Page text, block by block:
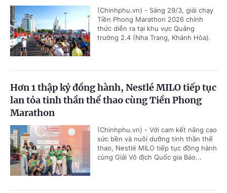
(Chinhphu.vn) - Sáng 29/3, giải chạy
Tiền Phong Marathon 2026 chính
thức diễn ra tại khu vực Quảng
trường 2.4 (Nha Trang, Khánh Hòa).
Hơn 1 thập kỷ đồng hành, Nestlé MILO tiếp tục
lan tỏa tinh thần thể thao cùng Tiền Phong
Marathon
(Chinhphu.vn) - Với cam kết nâng cao
sức bền và nuôi dưỡng tinh thần thể
thao, Nestlé MILO tiếp tục đồng hành
cùng Giải Vô địch Quốc gia Báo...